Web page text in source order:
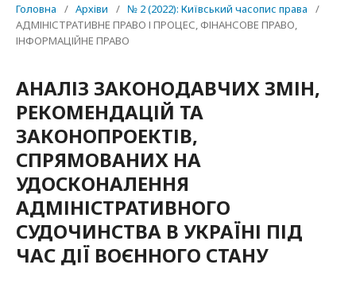
Головна / Архіви / № 2 (2022): Київський часопис права
/
АДМІНІСТРАТИВНЕ ПРАВО І ПРОЦЕС, ФІНАНСОВЕ ПРАВО,
ІНФОРМАЦІЙНЕ ПРАВО
АНАЛІЗ ЗАКОНОДАВЧИХ ЗМІН,
РЕКОМЕНДАЦІЙ ТА
ЗАКОНОПРОЕКТІВ,
СПРЯМОВАНИХ НА
УДОСКОНАЛЕННЯ
АДМІНІСТРАТИВНОГО
СУДОЧИНСТВА В УКРАЇНІ ПІД
ЧАС ДІЇ ВОЄННОГО СТАНУ